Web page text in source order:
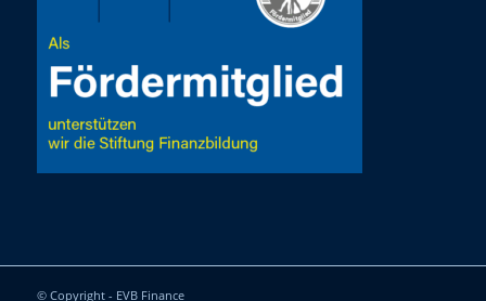
© Copyright - EVB Finance